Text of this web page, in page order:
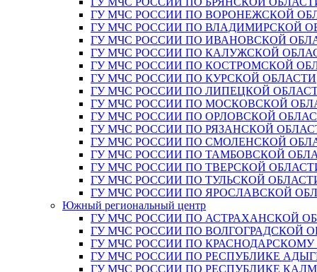
ГУ МЧС РОССИИ ПО ВОРОНЕЖСКОЙ
ГУ МЧС РОССИИ ПО ВЛАДИМИРСКОЙ
ГУ МЧС РОССИИ ПО ИВАНОВСКОЙ
ГУ МЧС РОССИИ ПО КАЛУЖСКОЙ
ГУ МЧС РОССИИ ПО КОСТРОМСКОЙ
ГУ МЧС РОССИИ ПО КУРСКОЙ ОБЛАСТИ
ГУ МЧС РОССИИ ПО ЛИПЕЦКОЙ
ГУ МЧС РОССИИ ПО МОСКОВСКОЙ
ГУ МЧС РОССИИ ПО ОРЛОВСКОЙ
ГУ МЧС РОССИИ ПО РЯЗАНСКОЙ
ГУ МЧС РОССИИ ПО СМОЛЕНСКОЙ
ГУ МЧС РОССИИ ПО ТАМБОВСКОЙ
ГУ МЧС РОССИИ ПО ТВЕРСКОЙ
ГУ МЧС РОССИИ ПО ТУЛЬСКОЙ
ГУ МЧС РОССИИ ПО ЯРОСЛАВСКОЙ
Южный региональный центр
ГУ МЧС РОССИИ ПО АСТРАХАНСКОЙ
ГУ МЧС РОССИИ ПО ВОЛГОГРАДСКОЙ
ГУ МЧС РОССИИ ПО
ГУ МЧС РОССИИ ПО РЕСПУБЛИКЕ
ГУ МЧС РОССИИ ПО РЕСПУБЛИКЕ